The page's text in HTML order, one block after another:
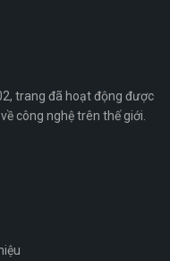
trang đã hoạt động được
công nghệ trên thế giới.